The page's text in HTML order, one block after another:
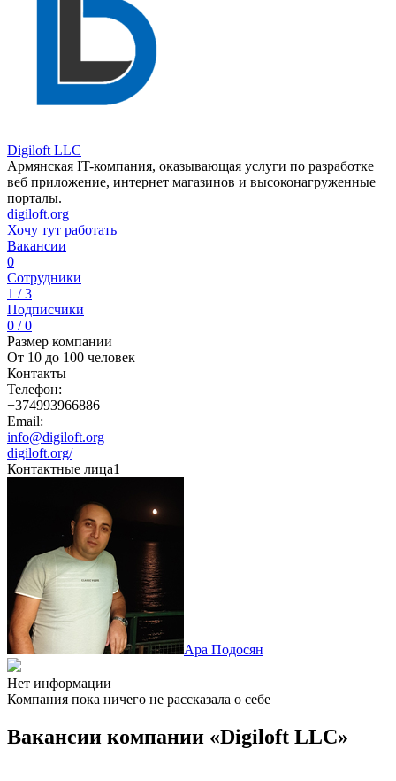
Digiloft LLC
Армянская IT-компания, оказывающая услуги по разработке
веб приложение, интернет магазинов и высоконагруженные
порталы.
digiloft.org
Хочу тут работать
Вакансии
0
Сотрудники
1 / 3
Подписчики
0 / 0
Размер компании
От 10 до 100 человек
Контакты
Телефон:
+374993966886
Email:
info@digiloft.org
digiloft.org/
Контактные лица1
Ара Подосян
Нет информации
Компания пока ничего не рассказала о себе
Вакансии компании «Digiloft LLC»